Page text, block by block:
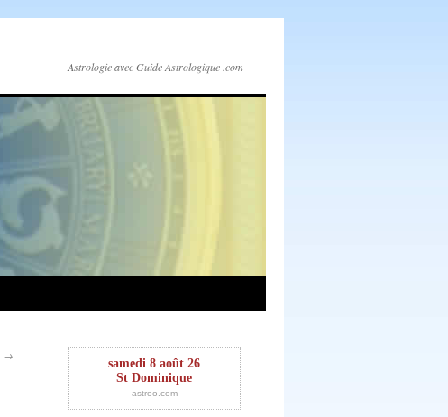
Astrologie avec Guide Astrologique .com
→
samedi 8 août 26
St Dominique
astroo.com